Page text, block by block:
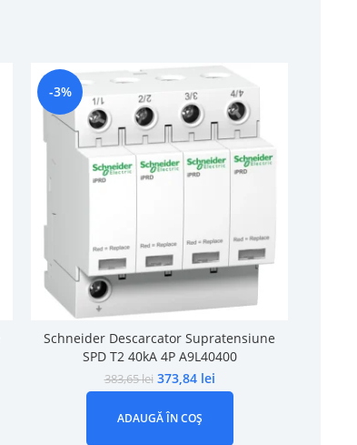
-3%
Schneider Descarcator Supratensiune
SPD T2 40kA 4P A9L40400
383,65lei 373,84 lei
ADAUGĂ ÎN COȘ